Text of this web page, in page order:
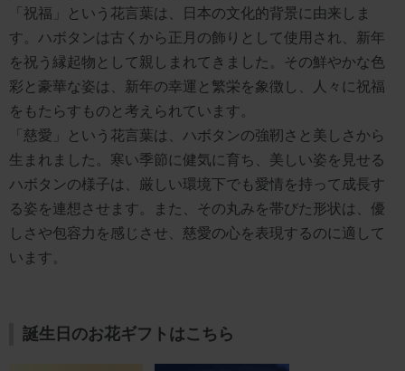
「祝福」という花言葉は、日本の文化的背景に由来しま
す。ハボタンは古くから正月の飾りとして使用され、新年
を祝う縁起物として親しまれてきました。その鮮やかな色
彩と豪華な姿は、新年の幸運と繁栄を象徴し、人々に祝福
をもたらすものと考えられています。
「慈愛」という花言葉は、ハボタンの強靭さと美しさから
生まれました。寒い季節に健気に育ち、美しい姿を見せる
ハボタンの様子は、厳しい環境下でも愛情を持って成長す
る姿を連想させます。また、その丸みを帯びた形状は、優
しさや包容力を感じさせ、慈愛の心を表現するのに適して
います。
誕生日のお花ギフトはこちら